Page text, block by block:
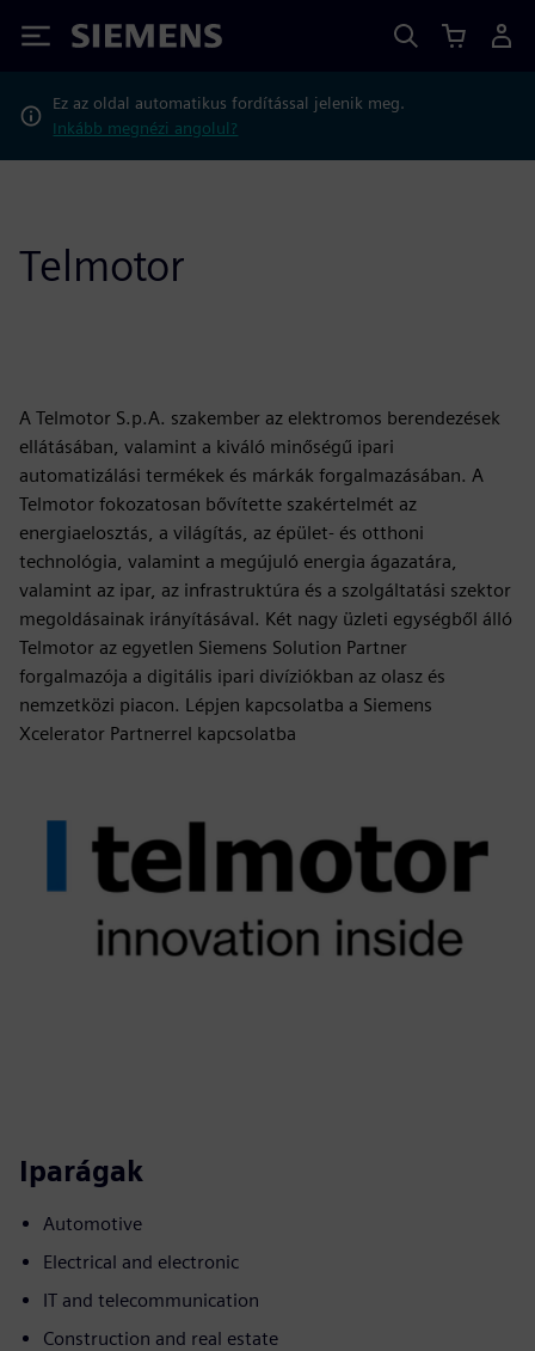
Siemens
Ez az oldal automatikus fordítással jelenik meg.
Inkább megnézi angolul?
Telmotor
A Telmotor S.p.A. szakember az elektromos berendezések
ellátásában, valamint a kiváló minőségű ipari
automatizálási termékek és márkák forgalmazásában. A
Telmotor fokozatosan bővítette szakértelmét az
energiaelosztás, a világítás, az épület- és otthoni
technológia, valamint a megújuló energia ágazatára,
valamint az ipar, az infrastruktúra és a szolgáltatási szektor
megoldásainak irányításával. Két nagy üzleti egységből álló
Telmotor az egyetlen Siemens Solution Partner
forgalmazója a digitális ipari divíziókban az olasz és
nemzetközi piacon. Lépjen kapcsolatba a Siemens
Xcelerator Partnerrel kapcsolatba
Iparágak
Automotive
Electrical and electronic
IT and telecommunication
Construction and real estate